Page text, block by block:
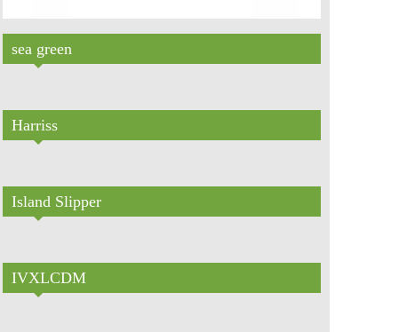
sea green
Harriss
Island Slipper
IVXLCDM